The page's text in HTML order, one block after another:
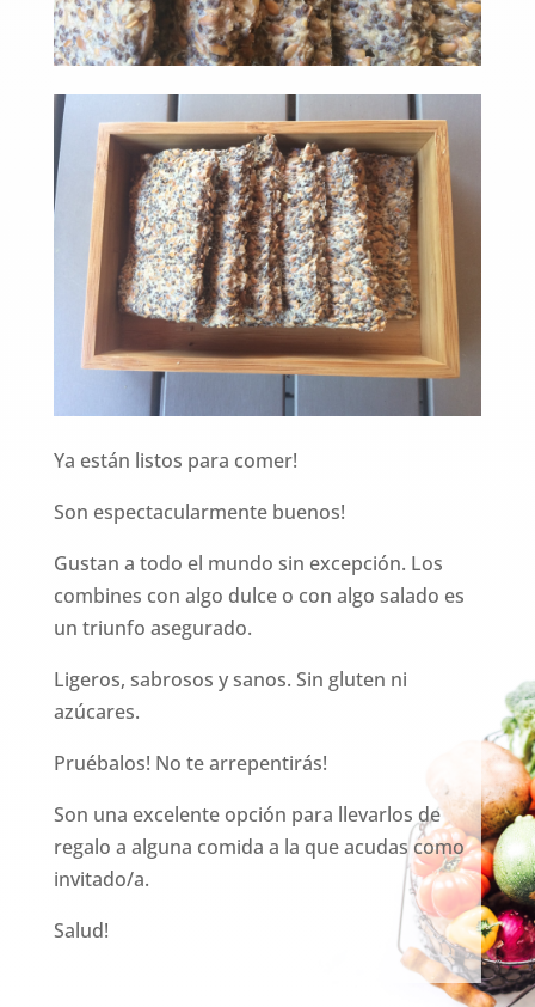
Ya están listos para comer!
Son espectacularmente buenos!
Gustan a todo el mundo sin excepción. Los
combines con algo dulce o con algo salado es
un triunfo asegurado.
Ligeros, sabrosos y sanos. Sin gluten ni
azúcares.
Pruébalos! No te arrepentirás!
Son una excelente opción para llevarlos de
regalo a alguna comida a la que acudas como
invitado/a.
Salud!